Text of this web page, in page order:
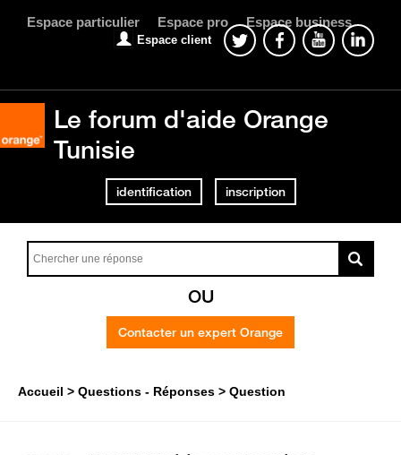
Espace particulier Espace pro Espace business
Espace client
Le forum d'aide Orange
Tunisie
identification inscription
OU
Contacter un expert Orange
Accueil Questions - Réponses Question